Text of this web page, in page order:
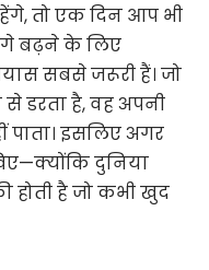
तो एक दिन आप भी
बढ़ने के लिए
सबसे जरूरी हैं। जो
डरता है, वह अपनी
पाता। इसलिए अगर
दुनिया
होती है जो कभी खुद